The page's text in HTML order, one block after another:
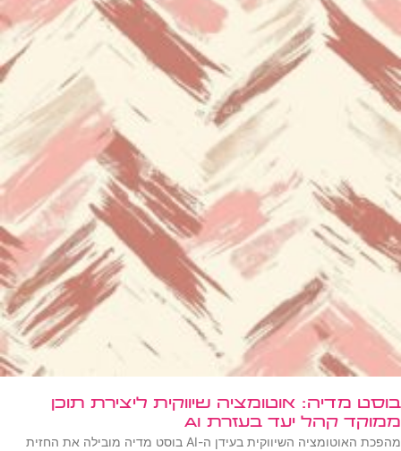
בוסט מדיה: אוטומציה שיווקית ליצירת תוכן
ממוקד קהל יעד בעזרת AI
מהפכת האוטומציה השיווקית בעידן ה-AI בוסט מדיה מובילה את החזית